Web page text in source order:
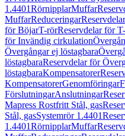
1.4401RörnipplarMuffar
MuffarReduceringar
för BöjarT-rörReservdelar för
för Invändig cirkulation
Övergångar ej löstagbara
löstagbaraReservdelar för
löstagbaraKompensatorer
KompensatorerGenomföringar
FörslutningarAnslutningar
Mapress Rostfritt Stål, gas
Stål, gasSystemrör 1.4401
1.4401RörnipplarMuffar